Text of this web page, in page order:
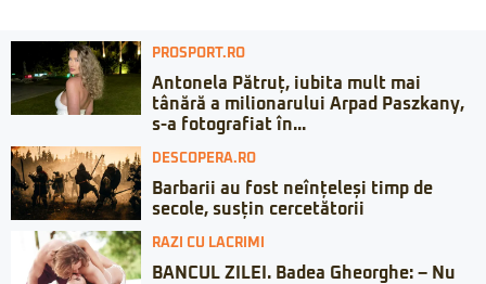
PROSPORT.RO
Antonela Pătruț, iubita mult mai
tânără a milionarului Arpad Paszkany,
s-a fotografiat în...
DESCOPERA.RO
Barbarii au fost neînțeleși timp de
secole, susțin cercetătorii
RAZI CU LACRIMI
BANCUL ZILEI. Badea Gheorghe: – Nu